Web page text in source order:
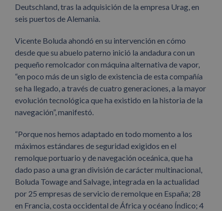
Deutschland, tras la adquisición de la empresa Urag, en
seis puertos de Alemania.
Vicente Boluda ahondó en su intervención en cómo
desde que su abuelo paterno inició la andadura con un
pequeño remolcador con máquina alternativa de vapor,
“en poco más de un siglo de existencia de esta compañía
se ha llegado, a través de cuatro generaciones, a la mayor
evolución tecnológica que ha existido en la historia de la
navegación”, manifestó.
“Porque nos hemos adaptado en todo momento a los
máximos estándares de seguridad exigidos en el
remolque portuario y de navegación oceánica, que ha
dado paso a una gran división de carácter multinacional,
Boluda Towage and Salvage, integrada en la actualidad
por 25 empresas de servicio de remolque en España; 28
en Francia, costa occidental de África y océano Índico; 4